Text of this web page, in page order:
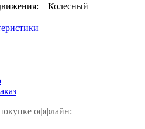
Колесный
оффлайн: